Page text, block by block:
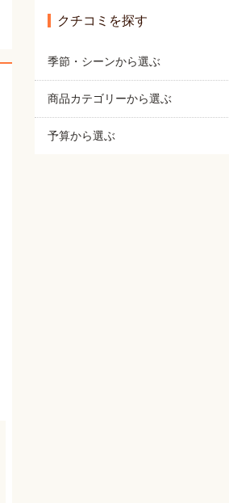
クチコミを探す
季節・シーンから選ぶ
商品カテゴリーから選ぶ
予算から選ぶ